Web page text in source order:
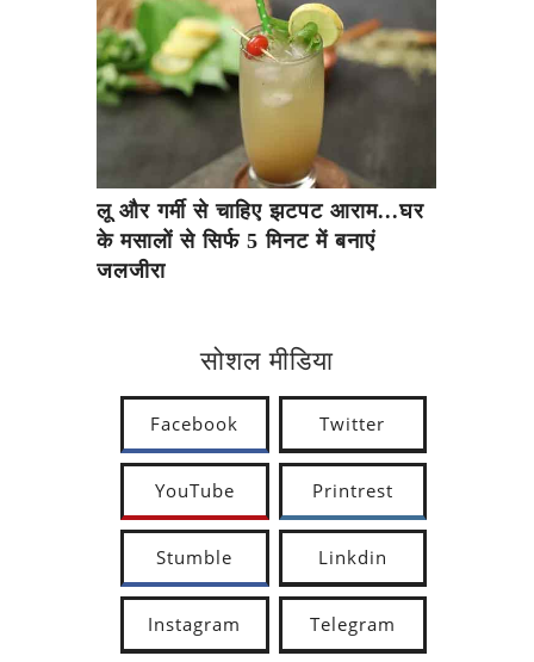
लू और गर्मी से चाहिए झटपट आराम...घर
के मसालों से सिर्फ 5 मिनट में बनाएं
जलजीरा
सोशल मीडिया
Facebook Twitter
YouTube Printrest
Stumble Linkdin
Instagram Telegram